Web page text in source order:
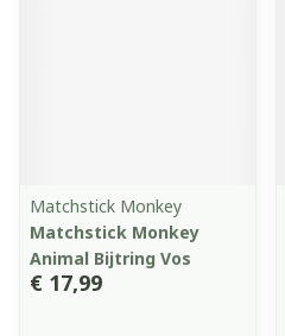
Matchstick Monkey
Matchstick Monkey
Animal Bijtring Vos
€ 17,99